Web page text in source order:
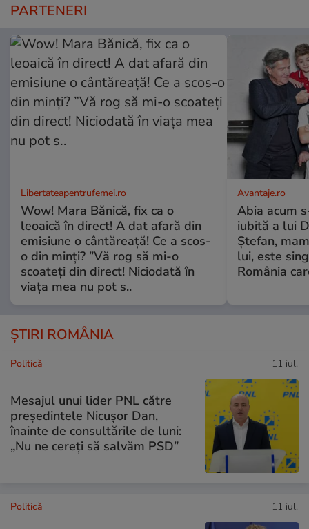
PARTENERI
Libertateapentrufemei.ro
Wow! Mara Bănică, fix ca o
leoaică în direct! A dat afară din
emisiune o cântăreață! Ce a scos-
o din minți? ”Vă rog să mi-o
scoateți din direct! Niciodată în
viața mea nu pot s..
Avantaje.ro
Abia acum
iubită a lui
Ștefan,
lui, este
România
ȘTIRI ROMÂNIA
Politică 11 iul.
Mesajul unui lider PNL către
președintele Nicușor Dan,
înainte de consultările de luni:
„Nu ne cereți să salvăm PSD”
Politică 11 iul.